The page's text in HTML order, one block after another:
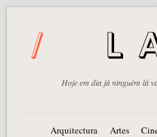
Hoje em dia já ninguém lá
Arquitectura Artes